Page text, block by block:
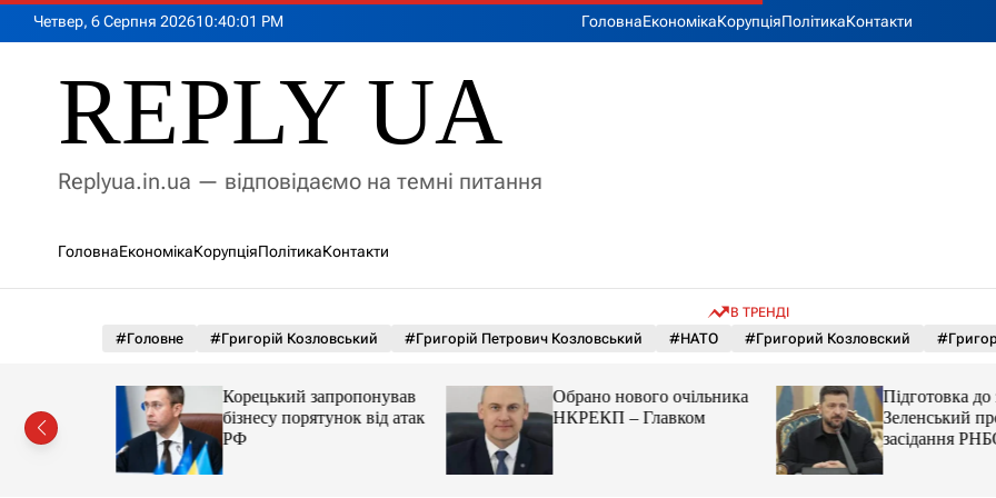
Четвер, 6 Серпня 202610:40:03 PM ГоловнаЕкономікаКорупціяПолітикаКонтакти
REPLY UA
Replyua.in.ua — відповідаємо на темні питання
ГоловнаЕкономікаКорупціяПолітикаКонтакти
В ТРЕНДІ
#Головне #Григорій Козловський #Григорій Петрович Козловський #НАТО #Григорий Козловский
з
Корецький запропонував
бізнесу порятунок від атак
РФ
Обрано нового очільника
НКРЕКП – Главком
Підготовка до
Зеленський
засідання РНБО